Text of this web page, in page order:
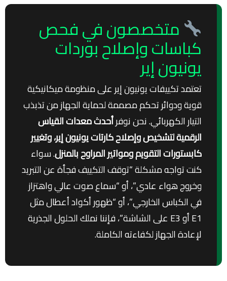
متخصصون في فحص
كباسات وإصلاح بوردات
يونيون إير
تعتمد تكييفات يونيون إير على منظومة ميكانيكية
قوية ودوائر تحكم مصممة لحماية الجهاز من تذبذب
التيار الكهربائي. نحن نوفرأحدث معدات القياس
الرقمية لتشخيص وإصلاح كارتات يونيون إير، وتغيير
كابستورات التقويم ومواتير المراوح بالمنزل. سواء
كنت تواجه مشكلة “توقف التكييف فجأة عن التبريد
وخروج هواء عادي”، أو “سماع صوت عالي واهتزاز
في الكباس الخارجي”، أو “ظهور أكواد أعطال مثل
E1 أو E3 على الشاشة”، فإننا نملك الحلول الجذرية
لإعادة الجهاز لكفاءته الكاملة.